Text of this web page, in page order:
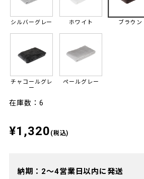
シルバーグレー
チャコールグレ
ー
ホワイト
ペールグレー
ブラウン
在庫数：6
¥1,320 (税込)
納期：2～4営業日以内に発送